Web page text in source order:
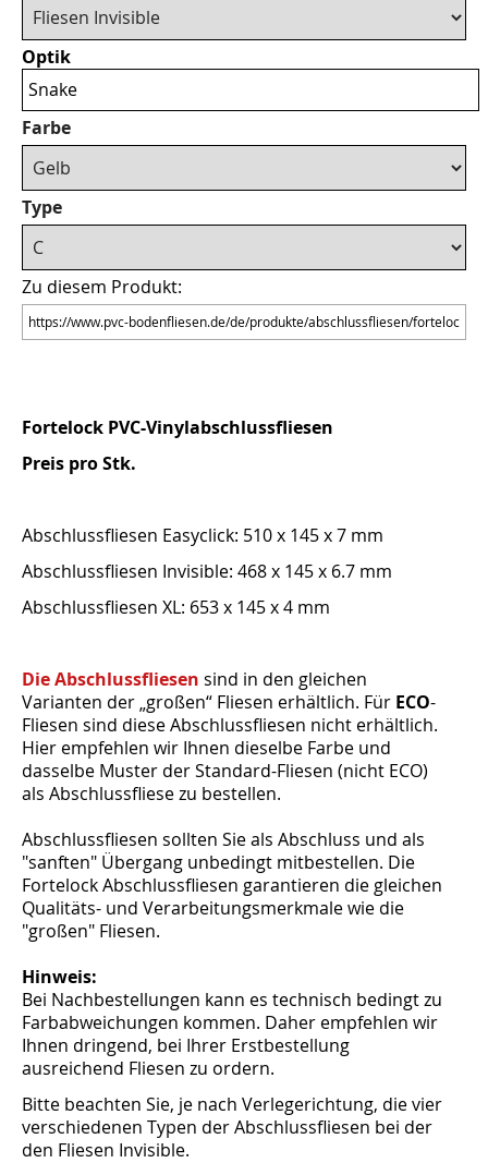
Optik
Snake
Farbe
Type
Zu diesem Produkt:
Fortelock PVC-Vinylabschlussfliesen
Preis pro Stk.
Abschlussfliesen Easyclick: 510 x 145 x 7 mm
Abschlussfliesen Invisible: 468 x 145 x 6.7 mm
Abschlussfliesen XL: 653 x 145 x 4 mm
Die Abschlussfliesen sind in den gleichen
Varianten der „großen“ Fliesen erhältlich. Für ECO-
Fliesen sind diese Abschlussfliesen nicht erhältlich.
Hier empfehlen wir Ihnen dieselbe Farbe und
dasselbe Muster der Standard-Fliesen (nicht ECO)
als Abschlussfliese zu bestellen.
Abschlussfliesen sollten Sie als Abschluss und als
"sanften" Übergang unbedingt mitbestellen. Die
Fortelock Abschlussfliesen garantieren die gleichen
Qualitäts- und Verarbeitungsmerkmale wie die
"großen" Fliesen.
Hinweis:
Bei Nachbestellungen kann es technisch bedingt zu
Farbabweichungen kommen. Daher empfehlen wir
Ihnen dringend, bei Ihrer Erstbestellung
ausreichend Fliesen zu ordern.
Bitte beachten Sie, je nach Verlegerichtung, die vier
verschiedenen Typen der Abschlussfliesen bei der
den Fliesen Invisible.